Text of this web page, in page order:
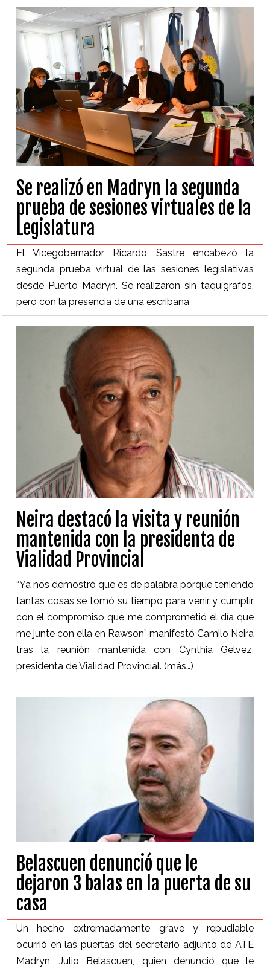
Se realizó en Madryn la segunda
prueba de sesiones virtuales de la
Legislatura
El Vicegobernador Ricardo Sastre encabezó la
segunda prueba virtual de las sesiones legislativas
desde Puerto Madryn. Se realizaron sin taquígrafos,
pero con la presencia de una escribana
Neira destacó la visita y reunión
mantenida con la presidenta de
Vialidad Provincial
“Ya nos demostró que es de palabra porque teniendo
tantas cosas se tomó su tiempo para venir y cumplir
con el compromiso que me comprometió el día que
me junte con ella en Rawson” manifestó Camilo Neira
tras la reunión mantenida con Cynthia Gelvez,
presidenta de Vialidad Provincial. (más…)
Belascuen denunció que le
dejaron 3 balas en la puerta de su
casa
Un hecho extremadamente grave y repudiable
ocurrió en las puertas del secretario adjunto de ATE
Madryn, Julio Belascuen, quien denunció que le